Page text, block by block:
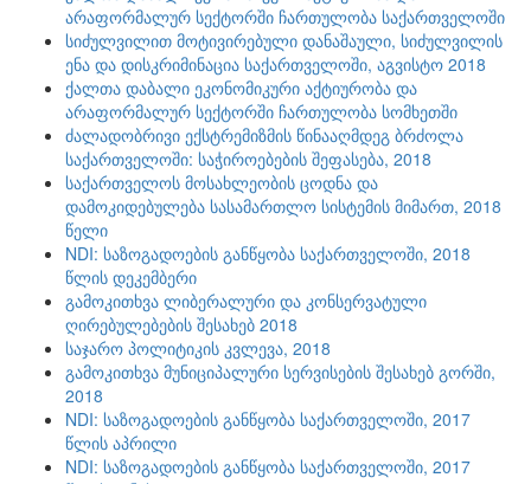
არაფორმალურ სექტორში ჩართულობა საქართველოში
სიძულვილით მოტივირებული დანაშაული, სიძულვილის
ენა და დისკრიმინაცია საქართველოში, აგვისტო 2018
ქალთა დაბალი ეკონომიკური აქტიურობა და
არაფორმალურ სექტორში ჩართულობა სომხეთში
ძალადობრივი ექსტრემიზმის წინააღმდეგ ბრძოლა
საქართველოში: საჭიროებების შეფასება, 2018
საქართველოს მოსახლეობის ცოდნა და
დამოკიდებულება სასამართლო სისტემის მიმართ, 2018
წელი
NDI: საზოგადოების განწყობა საქართველოში, 2018
წლის დეკემბერი
გამოკითხვა ლიბერალური და კონსერვატული
ღირებულებების შესახებ 2018
საჯარო პოლიტიკის კვლევა, 2018
გამოკითხვა მუნიციპალური სერვისების შესახებ გორში,
2018
NDI: საზოგადოების განწყობა საქართველოში, 2017
წლის აპრილი
NDI: საზოგადოების განწყობა საქართველოში, 2017